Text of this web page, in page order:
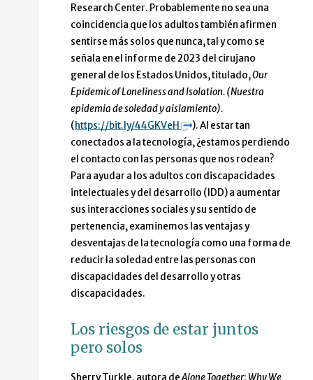
Research Center. Probablemente no sea una
coincidencia que los adultos también afirmen
sentirse más solos que nunca, tal y como se
señala en el informe de 2023 del cirujano
general de los Estados Unidos, titulado,Our
Epidemic of Loneliness and Isolation. (Nuestra
epidemia de soledad y aislamiento).
(https://bit.ly/44GKVeH
). Al estar tan
conectados a la tecnología, ¿estamos perdiendo
el contacto con las personas que nos rodean?
Para ayudar a los adultos con discapacidades
intelectuales y del desarrollo (IDD) a aumentar
sus interacciones sociales y su sentido de
pertenencia, examinemos las ventajas y
desventajas de la tecnología como una forma de
reducir la soledad entre las personas con
discapacidades del desarrollo y otras
discapacidades.
Los riesgos de estar juntos
pero solos
Sherry Turkle, autora deAlone Together:Why We